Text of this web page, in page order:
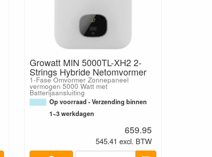
Growatt MIN 5000TL-XH2 2-
Strings Hybride Netomvormer
1-Fase Omvormer Zonnepaneel
vermogen 5000 Watt met
Batterijaansluiting
Op voorraad - Verzending binnen
1~3 werkdagen
659.95
545.41 excl. BTW